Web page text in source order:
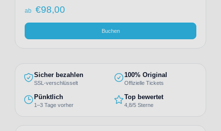
ab €98,00
Buchen
Sicher bezahlen
SSL-verschlüsselt
100% Original
Offizielle Tickets
Pünktlich
1–3 Tage vorher
Top bewertet
4,8/5 Sterne